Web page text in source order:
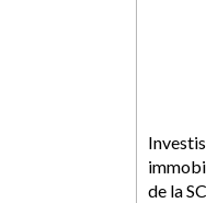
de la